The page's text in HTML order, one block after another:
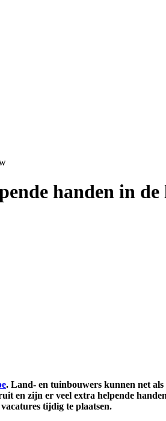
handen in
. Land- en tuinbouwers kunnen net
en zijn er veel extra helpende
tijdig te plaatsen.